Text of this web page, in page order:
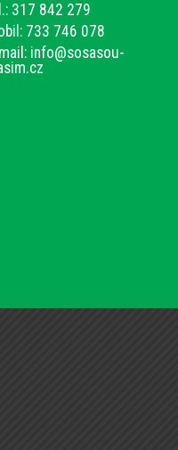
317 842 279
733 746 078
info@sosasou-